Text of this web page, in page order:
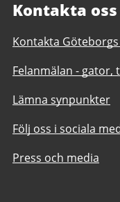
Kontakta oss
Kontakta
Felanmälan - gator,
Lämna synpunkter
Följ oss i sociala
Press och media